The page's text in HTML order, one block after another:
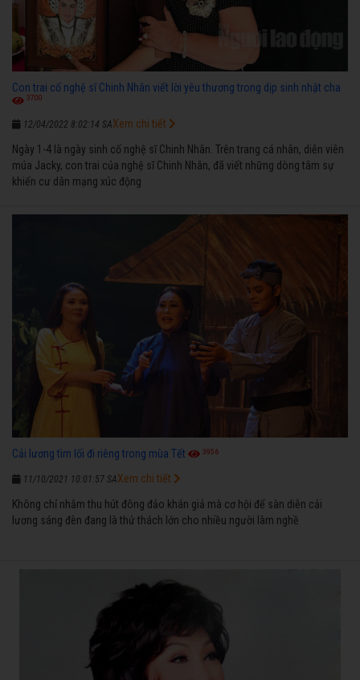
Con trai cố nghệ sĩ Chinh Nhân viết lời yêu thương trong dịp sinh nhật cha
3700
12/04/2022 8:02:14 SA
Ngày 1-4 là ngày sinh cố nghệ sĩ Chinh Nhân. Trên trang cá nhân, diễn viên
múa Jacky, con trai của nghệ sĩ Chinh Nhân, đã viết những dòng tâm sự
khiến cư dân mạng xúc động
Xem chi tiết
Cải lương tìm lối đi riêng trong mùa Tết 3956
11/10/2021 10:01:57 SA
Không chỉ nhằm thu hút đông đảo khán giả mà cơ hội để sàn diễn cải
lương sáng đèn đang là thử thách lớn cho nhiều người làm nghề
Xem chi tiết